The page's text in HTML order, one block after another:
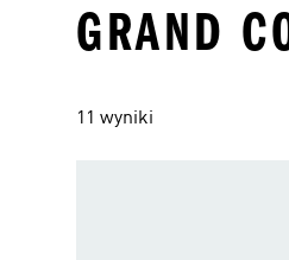
GRAND
11 wyniki